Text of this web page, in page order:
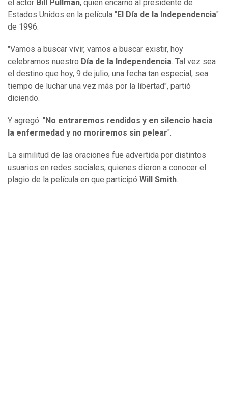
el actor Bill Pullman, quien encarnó al presidente de
Estados Unidos en la película " El Día de la Independencia"
de 1996.
"Vamos a buscar vivir, vamos a buscar existir, hoy
celebramos nuestro Día de la Independencia. Tal vez sea
el destino que hoy, 9 de julio, una fecha tan especial, sea
tiempo de luchar una vez más por la libertad", partió
diciendo.
Y agregó: " No entraremos rendidos y en silencio hacia
la enfermedad y no moriremos sin pelear".
La similitud de las oraciones fue advertida por distintos
usuarios en redes sociales, quienes dieron a conocer el
plagio de la película en que participó Will Smith.